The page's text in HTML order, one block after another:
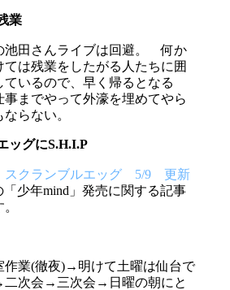
業
池田さんライブは回避。 何か
ては残業をしたがる人たちに囲
ているので、早く帰るとなる
事までやって外濠を埋めてやら
らない。
ッグにS.H.I.P
スクランブルエッグ 5/9 更新
少年mind」発売に関する記事
作業(徹夜)→明けて土曜は仙台で
次会→三次会→日曜の朝にと